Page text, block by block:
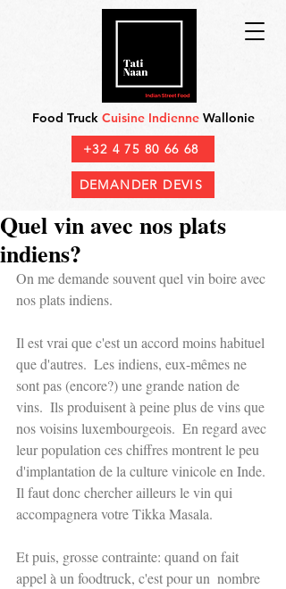
Food Truck Cuisine IndienneWallonie
+32 4 75 80 66 68
DEMANDER DEVIS
Quel vin avec nos plats
indiens?
On me demande souvent quel vin boire avec
nos plats indiens.
Il est vrai que c'est un accord moins habituel
que d'autres.  Les indiens, eux-mêmes ne
sont pas (encore?) une grande nation de
vins.  Ils produisent à peine plus de vins que
nos voisins luxembourgeois.  En regard avec
leur population ces chiffres montrent le peu
d'implantation de la culture vinicole en Inde.
Il faut donc chercher ailleurs le vin qui
accompagnera votre Tikka Masala.
Et puis, grosse contrainte: quand on fait
appel à un foodtruck, c'est pour un  nombre